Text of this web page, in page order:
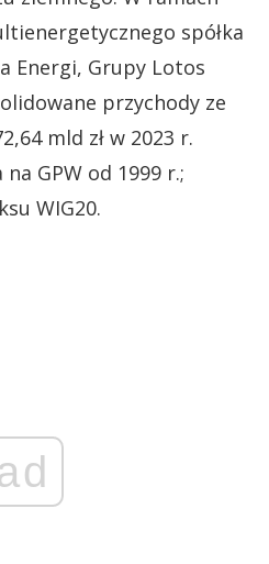
spółka
Energi, Grupy Lotos
przychody ze
mld zł w 2023 r.
GPW od 1999 r.;
WIG20.